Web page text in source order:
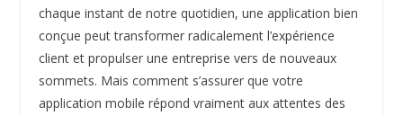
chaque instant de notre quotidien, une application bien
conçue peut transformer radicalement l’expérience
client et propulser une entreprise vers de nouveaux
sommets. Mais comment s’assurer que votre
application mobile répond vraiment aux attentes des